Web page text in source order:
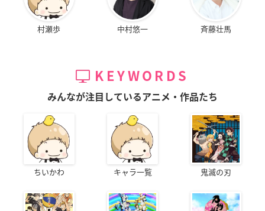
村瀬歩 中村悠一 斉藤壮馬
KEYWORDS
みんなが注目しているアニメ・作品たち
ちいかわ キャラ一覧 鬼滅の刃